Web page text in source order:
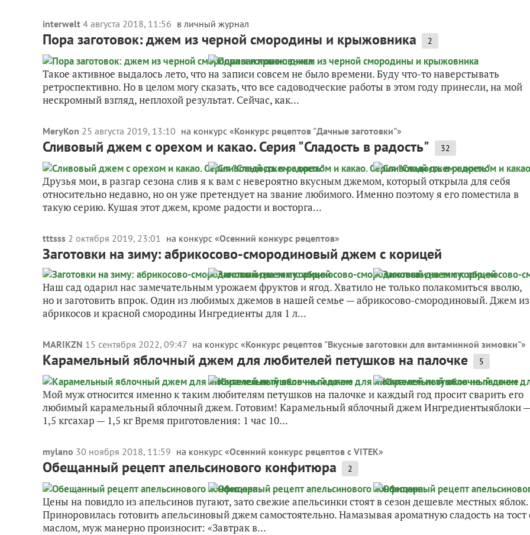
interwelt 4 августа 2018, 11:56 в личный журнал
Пора заготовок: джем из черной смородины и крыжовника 2
Такое активное выдалось лето, что на записи совсем не было времени. Буду что-то наверстывать
ретроспективно. Но в целом могу сказать, что все садоводческие работы в этом году принесли, на мой
нескромный взгляд, неплохой результат. Сейчас, как...
MeryKon 25 августа 2019, 13:10 на конкурс «Конкурс рецептов "Дачные заготовки"»
Сливовый джем с орехом и какао. Серия "Сладость в радость" 32
Друзья мои, в разгар сезона слив я к вам с невероятно вкусным джемом, который открыла для себя
относительно недавно, но он уже претендует на звание любимого. Именно поэтому я его поместила в
такую серию. Кушая этот джем, кроме радости и восторга...
tttsss 2 октября 2019, 23:01 на конкурс «Осенний конкурс рецептов»
Заготовки на зиму: абрикосово-смородиновый джем с корицей
Наш сад одарил нас замечательным урожаем фруктов и ягод. Хватило не только полакомиться вволю,
но и заготовить впрок. Один из любимых джемов в нашей семье — абрикосово-смородиновый. Джем из
абрикосов и красной смородины Ингредиенты для 1 л...
MARIKZN 15 сентября 2022, 09:47 на конкурс «Конкурс рецептов "Вкусные заготовки для витаминной зимовки"»
Карамельный яблочный джем для любителей петушков на палочке 5
Мой муж относится именно к таким любителям петушков на палочке и каждый год просит сварить его
любимый карамельный яблочный джем. Готовим! Карамельный яблочный джем Ингредиентыяблоки
1,5 кгсахар — 1,5 кг Время приготовления: 1 час 10...
mylano 30 ноября 2018, 11:59 на конкурс «Осенний конкурс рецептов с VITEK»
Обещанный рецепт апельсинового конфитюра 2
Цены на повидло из апельсинов пугают, зато свежие апельсинки стоят в сезон дешевле местных яблок.
Приноровилась готовить апельсиновый джем самостоятельно. Намазывая ароматную сладость на тост
маслом, муж манерно произносит: «Завтрак в...